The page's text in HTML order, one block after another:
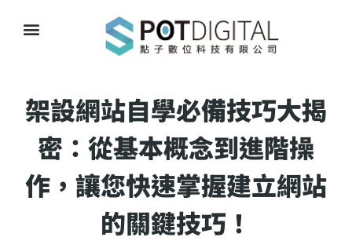
架設網站自學必備技巧大揭
密：從基本概念到進階操
作，讓您快速掌握建立網站
的關鍵技巧！